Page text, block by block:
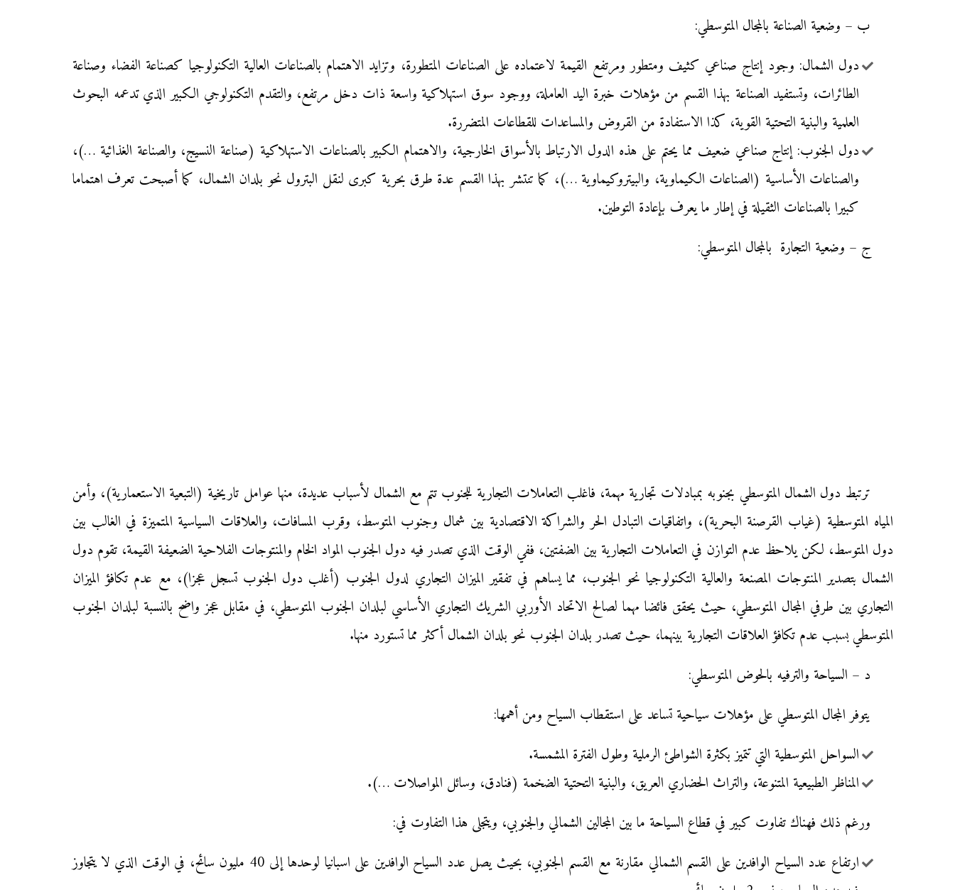
ب – وضعية الصناعة بالمجال المتوسطي:
دول الشمال: وجود إنتاج صناعي كثيف ومتطور ومرتفع القيمة لاعتماده على الصناعات المتطورة، وتزايد الاهتمام بالصناعات العالية التكنولوجيا كصناعة الفضاء وصناعة
الطائرات، وتستفيد الصناعة بهذا القسم من مؤهلات خبرة اليد العاملة، ووجود سوق استهلاكية واسعة ذات دخل مرتفع، والتقدم التكنولوجي الكبير الذي تدعمه البحوث
العلمية والبنية التحتية القوية، كذا الاستفادة من القروض والمساعدات للقطاعات المتضررة.
دول الجنوب: إنتاج صناعي ضعيف مما يحتم على هذه الدول الارتباط بالأسواق الخارجية، والاهتمام الكبير بالصناعات الاستهلاكية (صناعة النسيج، والصناعة الغذائية …)،
والصناعات الأساسية (الصناعات الكيماوية، والبيتروكيماوية …)، كما تنتشر بهذا القسم عدة طرق بحرية كبرى لنقل البترول نحو بلدان الشمال، كما أصبحت تعرف اهتماما
كبيرا بالصناعات الثقيلة في إطار ما يعرف بإعادة التوطين.
ج – وضعية التجارة بالمجال المتوسطي:
ترتبط دول الشمال المتوسطي بجنوبه بمبادلات تجارية مهمة، فاغلب التعاملات التجارية للجنوب تتم مع الشمال لأسباب عديدة، منها عوامل تاريخية (التبعية الاستعمارية)، وأمن
المياه المتوسطية (غياب القرصنة البحرية)، واتفاقيات التبادل الحر والشراكة الاقتصادية بين شمال وجنوب المتوسط، وقرب المسافات، والعلاقات السياسية المتميزة في الغالب بين
دول المتوسط، لكن يلاحظ عدم التوازن في التعاملات التجارية بين الضفتين، ففي الوقت الذي تصدر فيه دول الجنوب المواد الخام والمنتوجات الفلاحية الضعيفة القيمة، تقوم دول
الشمال بتصدير المنتوجات المصنعة والعالية التكنولوجيا نحو الجنوب، مما يساهم في تفقير الميزان التجاري لدول الجنوب (أغلب دول الجنوب تسجل عجزا)، مع عدم تكافؤ الميزان
التجاري بين طرفي المجال المتوسطي، حيث يحقق فائضا مهما لصالح الاتحاد الأوربي الشريك التجاري الأساسي لبلدان الجنوب المتوسطي، في مقابل عجز واضح بالنسبة لبلدان الجنوب
المتوسطي بسبب عدم تكافؤ العلاقات التجارية بينهما، حيث تصدر بلدان الجنوب نحو بلدان الشمال أكثر مما تستورد منها.
د – السياحة والترفيه بالحوض المتوسطي:
يتوفر المجال المتوسطي على مؤهلات سياحية تساعد على استقطاب السياح ومن أهمها:
السواحل المتوسطية التي تتميز بكثرة الشواطئ الرملية وطول الفترة المشمسة.
المناظر الطبيعية المتنوعة، والتراث الحضاري العريق، والبنية التحتية الضخمة (فنادق، وسائل المواصلات …).
ورغم ذلك فهناك تفاوت كبير في قطاع السياحة ما بين المجالين الشمالي والجنوبي، ويتجلى هذا التفاوت في:
ارتفاع عدد السياح الوافدين على القسم الشمالي مقارنة مع القسم الجنوبي، بحيث يصل عدد السياح الوافدين على اسبانيا لوحدها إلى 40 مليون سائح، في الوقت الذي لا يتجاوز